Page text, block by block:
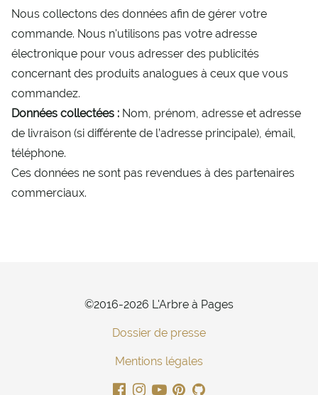
Nous collectons des données afin de gérer votre
commande. Nous n'utilisons pas votre adresse
électronique pour vous adresser des publicités
concernant des produits analogues à ceux que vous
commandez.
Données collectées : Nom, prénom, adresse et adresse
de livraison (si différente de l’adresse principale), émail,
téléphone.
Ces données ne sont pas revendues à des partenaires
commerciaux.
©2016-2026 L'Arbre à Pages
Dossier de presse
Mentions légales